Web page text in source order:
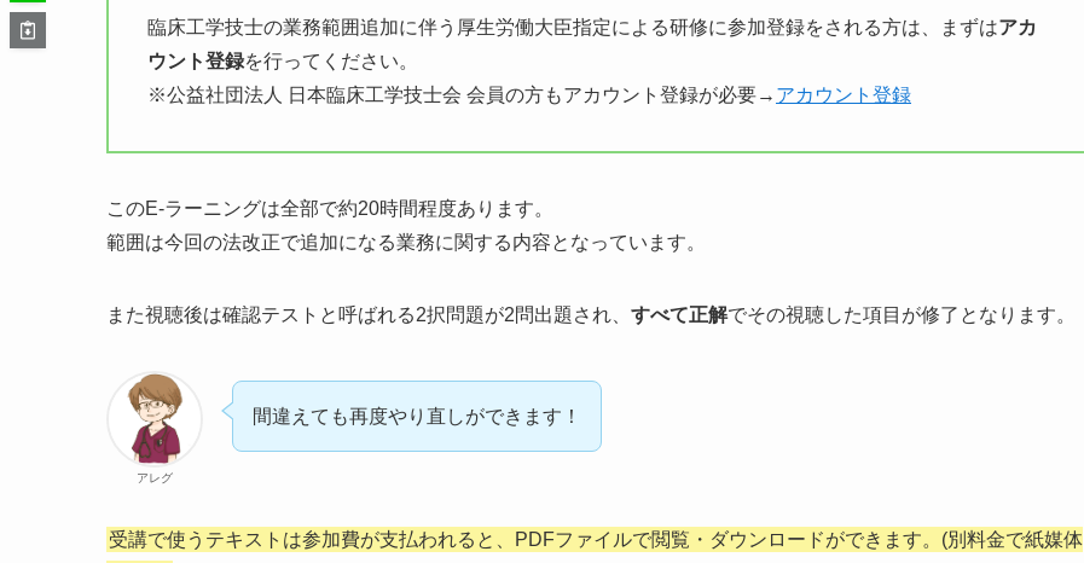
臨床工学技士の業務範囲追加に伴う厚生労働大臣指定による研修に参加登録をされる方は、まずはアカ
ウント登録を行ってください。
※公益社団法人 日本臨床工学技士会 会員の方もアカウント登録が必要→ アカウント登録
このE-ラーニングは全部で約20時間程度あります。
範囲は今回の法改正で追加になる業務に関する内容となっています。
また視聴後は確認テストと呼ばれる2択問題が2問出題され、 すべて正解でその視聴した項目が修了となります。
アレグ
間違えても再度やり直しができます！
受講で使うテキストは参加費が支払われると、PDFファイルで閲覧・ダウンロードができます。(別料金で紙媒体